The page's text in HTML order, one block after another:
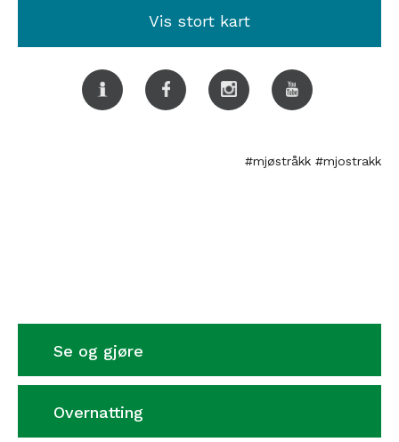
Vis stort kart
#mjøstråkk #mjostrakk
Se og gjøre
Overnatting